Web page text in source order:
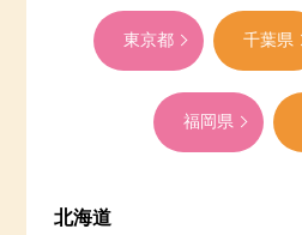
東京都 千葉県
福岡県
北海道